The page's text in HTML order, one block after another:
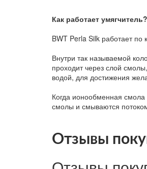
Как работает умягчитель?
BWT Perla Silk работает
Внутри так называемой
проходит через слой
водой, для достижения
Когда ионообменная
смолы и смываются
Отзывы